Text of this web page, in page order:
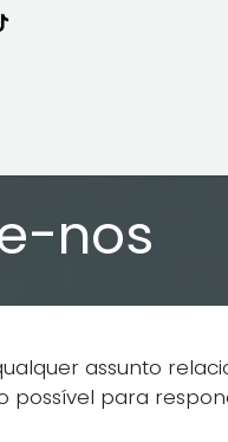
nos
assunto
possível para